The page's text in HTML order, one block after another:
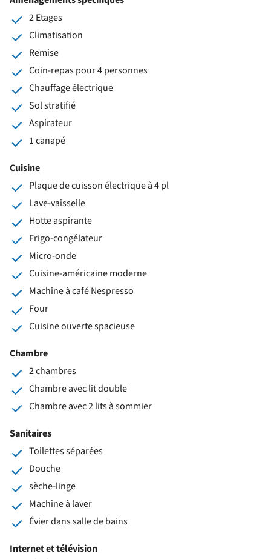
2 Etages
Climatisation
Remise
Coin-repas pour 4 personnes
Chauffage électrique
Sol stratifié
Aspirateur
1 canapé
Cuisine
Plaque de cuisson électrique à 4 pl
Lave-vaisselle
Hotte aspirante
Frigo-congélateur
Micro-onde
Cuisine-américaine moderne
Machine à café Nespresso
Four
Cuisine ouverte spacieuse
Chambre
2 chambres
Chambre avec lit double
Chambre avec 2 lits à sommier
Sanitaires
Toilettes séparées
Douche
sèche-linge
Machine à laver
Évier dans salle de bains
Internet et télévision